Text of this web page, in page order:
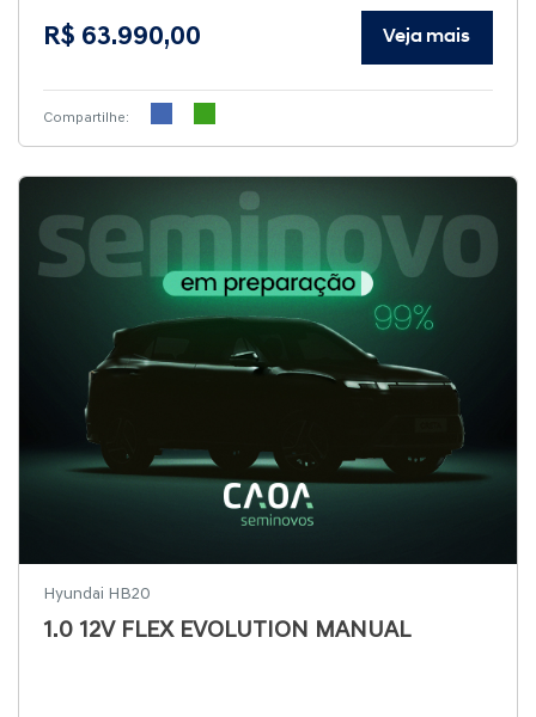
R$ 63.990,00 Veja mais
Compartilhe:
Hyundai HB20
1.0 12V FLEX EVOLUTION MANUAL